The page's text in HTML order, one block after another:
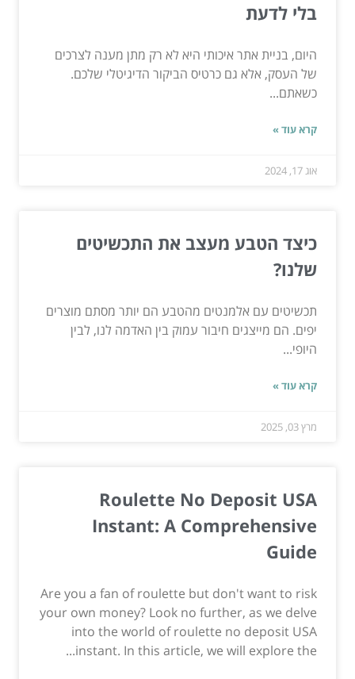
בלי לדעת
היום, בניית אתר איכותי היא לא רק מתן מענה לצרכים
של העסק, אלא גם כרטיס הביקור הדיגיטלי שלכם.
כשאתם...
קרא עוד »
אוג 17, 2024
כיצד הטבע מעצב את התכשיטים
שלנו?
תכשיטים עם אלמנטים מהטבע הם יותר מסתם מוצרים
יפים. הם מייצגים חיבור עמוק בין האדמה לנו, לבין
היופי...
קרא עוד »
מרץ 03, 2025
Roulette No Deposit USA
Instant: A Comprehensive
Guide
Are you a fan of roulette but don't want to risk
your own money? Look no further, as we delve
into the world of roulette no deposit USA
instant. In this article, we will explore the...